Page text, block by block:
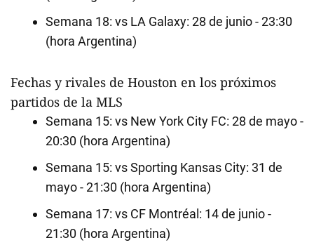
Semana 18: vs LA Galaxy: 28 de junio - 23:30
(hora Argentina)
Fechas y rivales de Houston en los próximos
partidos de la MLS
Semana 15: vs New York City FC: 28 de mayo -
20:30 (hora Argentina)
Semana 15: vs Sporting Kansas City: 31 de
mayo - 21:30 (hora Argentina)
Semana 17: vs CF Montréal: 14 de junio -
21:30 (hora Argentina)